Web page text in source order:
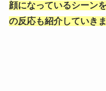
顔になっているシーン
の反応も紹介していき